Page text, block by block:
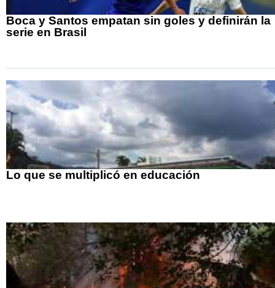
Boca y Santos empatan sin goles y definirán la
serie en Brasil
Lo que se multiplicó en educación